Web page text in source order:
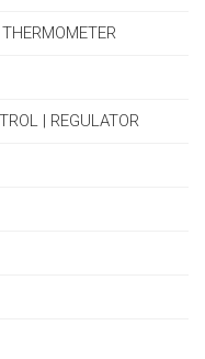
| REGULATOR